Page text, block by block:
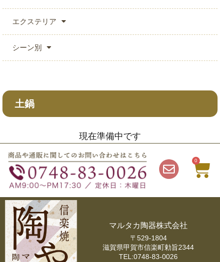
エクステリア
シーン別
土鍋
現在準備中です
0
マルタカ陶器株式会社
〒529-1804
滋賀県甲賀市信楽町勅旨2344
TEL:0748-83-0026